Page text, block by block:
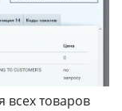
всех товаров